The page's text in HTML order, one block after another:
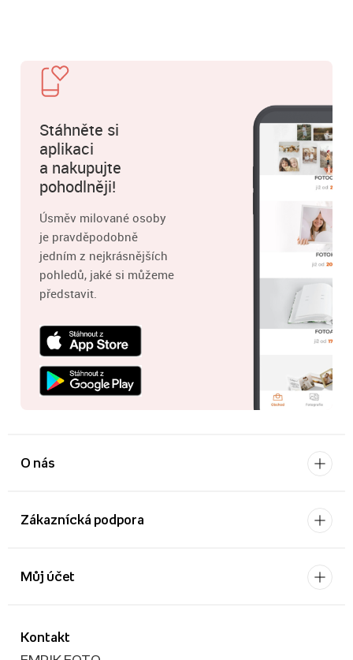
Stáhněte si
aplikaci
a nakupujte
pohodlněji!
Úsměv milované osoby
je pravděpodobně
jedním z nejkrásnějších
pohledů, jaké si můžeme
představit.
O nás
Zákaznícká podpora
Kontakt
Můj účet